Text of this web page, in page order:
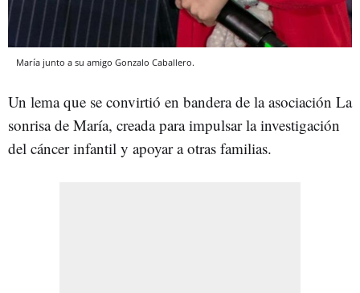
María junto a su amigo Gonzalo Caballero.
Un lema que se convirtió en bandera de la asociación La
sonrisa de María, creada para impulsar la investigación
del cáncer infantil y apoyar a otras familias.